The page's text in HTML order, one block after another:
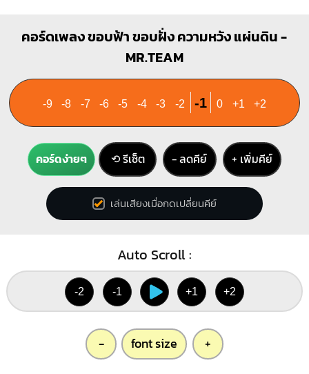
คอร์ดเพลง ขอบฟ้า ขอบฝั่ง ความหวัง แผ่นดิน -
MR.TEAM
-9 -8 -7 -6 -5 -4 -3 -2 -1 0 +1 +2
คอร์ดง่ายๆ ⟲ รีเซ็ต − ลดคีย์ + เพิ่มคีย์
เล่นเสียงเมื่อกดเปลี่ยนคีย์
Auto Scroll :
-2 -1 +1 +2
- font size +